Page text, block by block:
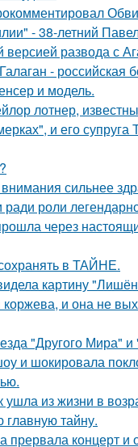
- 38-летний
версией развода с
- российская
и модель.
лотнер,
и его супруга
сильнее
роли
через
в ТАЙНЕ.
картину
коржева, и она не
"Другого Мира" и
и шокировала
ушла из жизни в
тайну.
прервала концерт и